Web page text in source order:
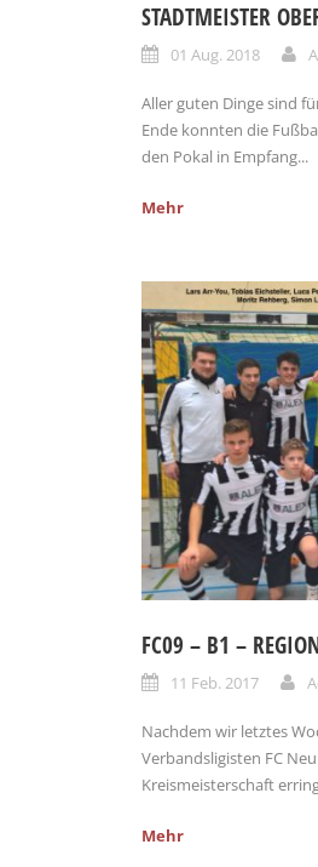
STADTMEISTER
01 Aug. 2018
Aller guten Dinge sind
Ende konnten die
den Pokal in Empfang...
Mehr
FC09 – B1 –
11 Feb. 2017
Nachdem wir letztes
Verbandsligisten FC
Kreismeisterschaft
Mehr